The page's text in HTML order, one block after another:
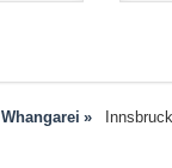
Whangarei